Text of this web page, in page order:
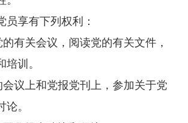
享有下列权利：
有关会议，阅读党的有关文件，
训。
会议上和党报党刊上，参加关于党
。